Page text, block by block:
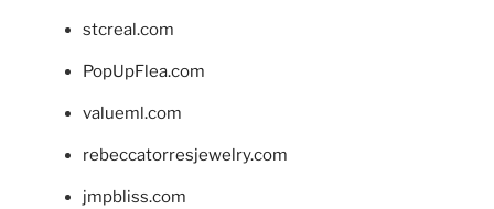
stcreal.com
PopUpFlea.com
valueml.com
rebeccatorresjewelry.com
jmpbliss.com